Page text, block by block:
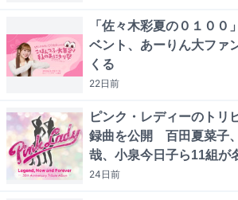
「佐々木彩夏の０１００
ベント、あーりん大ファ
くる
22日前
ピンク・レディーのトリ
録曲を公開 百田夏菜子
哉、小泉今日子ら11組が
24日前